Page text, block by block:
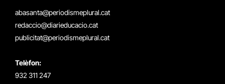
abasanta@periodismeplural.cat
redaccio@diarieducacio.cat
publicitat@periodismeplural.cat
Telèfon:
932 311 247